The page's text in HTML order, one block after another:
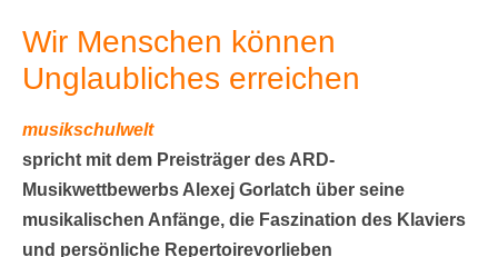
und Termine
Wir Menschen können
Unglaubliches erreichen
musikschulwelt
spricht mit dem Preisträger des ARD-
Musikwettbewerbs Alexej Gorlatch über seine
musikalischen Anfänge, die Faszination des Klaviers
und persönliche Repertoirevorlieben